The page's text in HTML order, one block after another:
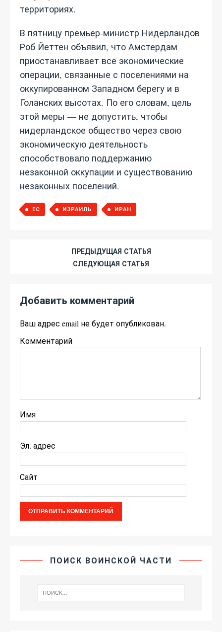
территориях.
В пятницу премьер‑министр Нидерландов
Роб Йеттен объявил, что Амстердам
приостанавливает все экономические
операции, связанные с поселениями на
оккупированном Западном берегу и в
Голанских высотах. По его словам, цель
этой меры — не допустить, чтобы
нидерландское общество через свою
экономическую деятельность
способствовало поддержанию
незаконной оккупации и существованию
незаконных поселений.
ЕС ИЗРАИЛЬ ИРАН
ПРЕДЫДУЩАЯ СТАТЬЯ
СЛЕДУЮЩАЯ СТАТЬЯ
Добавить комментарий
Ваш адрес email не будет опубликован.
Комментарий
Имя
Эл. адрес
Сайт
ПОИСК ВОИНСКОЙ ЧАСТИ